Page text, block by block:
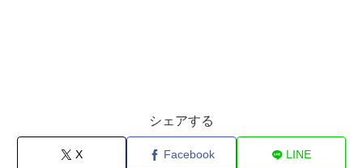
シェアする
X Facebook LINE